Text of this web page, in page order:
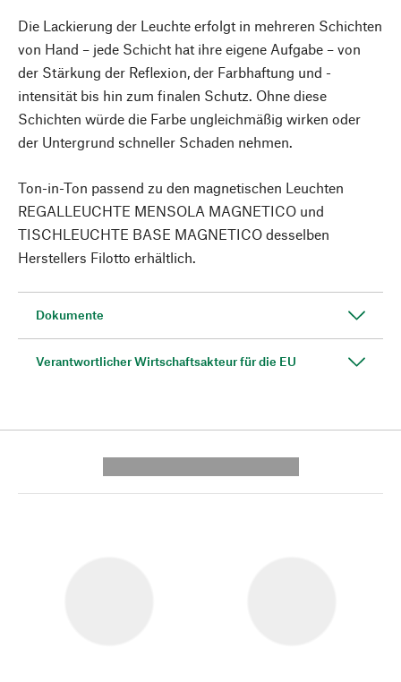
Die Lackierung der Leuchte erfolgt in mehreren Schichten
von Hand – jede Schicht hat ihre eigene Aufgabe – von
der Stärkung der Reflexion, der Farbhaftung und -
intensität bis hin zum finalen Schutz. Ohne diese
Schichten würde die Farbe ungleichmäßig wirken oder
der Untergrund schneller Schaden nehmen.
Ton-in-Ton passend zu den magnetischen Leuchten
REGALLEUCHTE MENSOLA MAGNETICO und
TISCHLEUCHTE BASE MAGNETICO desselben
Herstellers Filotto erhältlich.
Dokumente
Verantwortlicher Wirtschaftsakteur für die EU